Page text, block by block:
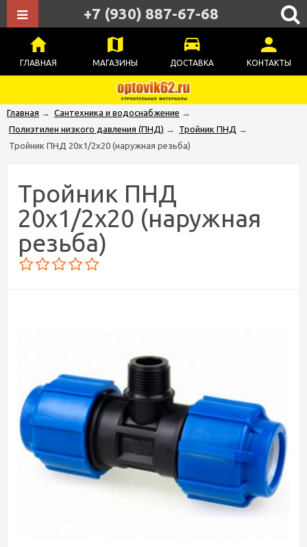
ГЛАВНАЯ МАГАЗИНЫ ДОСТАВКА КОНТАКТЫ
+7 (930) 887-67-68
Главная → Сантехника и водоснабжение →
Полиэтилен низкого давления (ПНД) → Тройник ПНД →
Тройник ПНД 20х1/2х20 (наружная резьба)
Тройник ПНД
20х1/2х20 (наружная
резьба)